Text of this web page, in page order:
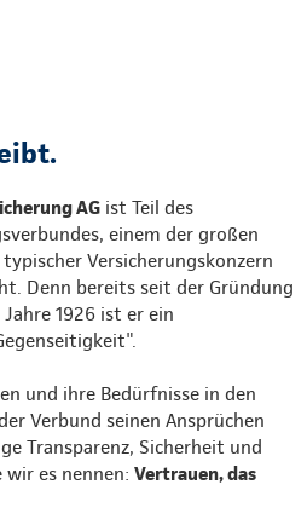
AG ist Teil des
einem der großen
Versicherungskonzern
Denn bereits seit der Gründung
1926 ist er ein
und ihre Bedürfnisse in den
Verbund seinen Ansprüchen
Transparenz, Sicherheit und
es nennen: Vertrauen, das